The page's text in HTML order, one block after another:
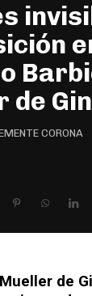
de
CORONA
de